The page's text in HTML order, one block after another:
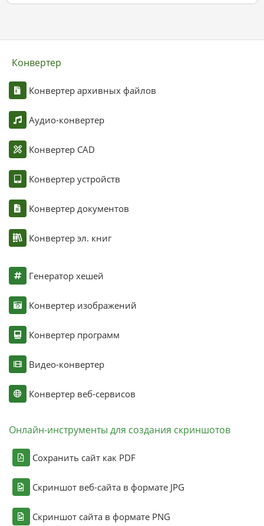
Конвертер
Конвертер архивных файлов
Аудио-конвертер
Конвертер CAD
Конвертер устройств
Конвертер документов
Конвертер эл. книг
Генератор хешей
Конвертер изображений
Конвертер программ
Видео-конвертер
Конвертер веб-сервисов
Онлайн-инструменты для создания скриншотов
Сохранить сайт как PDF
Скриншот веб-сайта в формате JPG
Скриншот сайта в формате PNG